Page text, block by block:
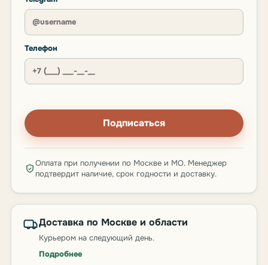
Телефон
Подписаться
Оплата при получении по Москве и МО. Менеджер
подтвердит наличие, срок годности и доставку.
Доставка по Москве и области
Курьером на следующий день.
Подробнее